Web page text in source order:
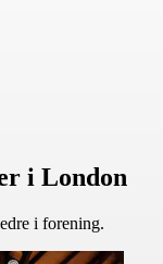
i London
i forening.